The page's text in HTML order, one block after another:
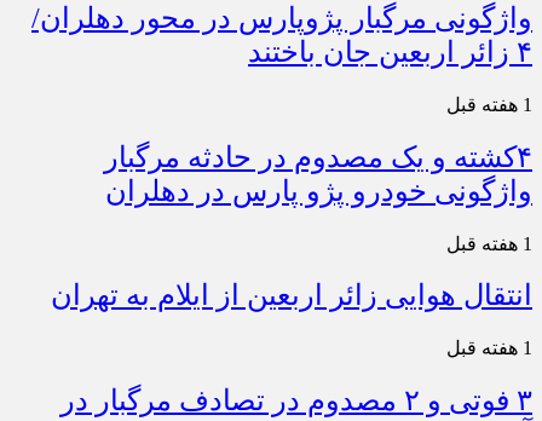
واژگونی مرگبار پژوپارس در محور دهلران/
۴ زائر اربعین جان باختند
1 هفته قبل
۴کشته و یک مصدوم در حادثه مرگبار
واژگونی خودرو پژو پارس در دهلران
1 هفته قبل
انتقال هوایی زائر اربعین از ایلام به تهران
1 هفته قبل
۳ فوتی و ۲ مصدوم در تصادف مرگبار در